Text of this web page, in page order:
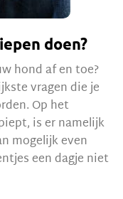
doen?
hond af en toe?
vragen die je
Op het
is er namelijk
mogelijk even
een dagje niet